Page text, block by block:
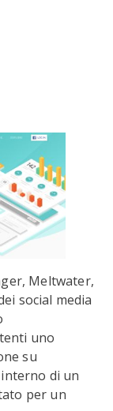
Meltwater,
social media
uno
su
di un
per un